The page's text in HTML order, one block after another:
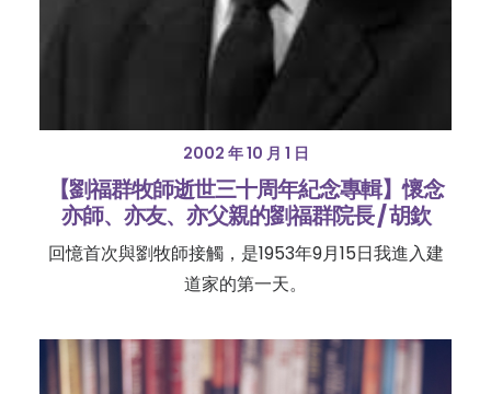
2002 年 10 月 1 日
【劉福群牧師逝世三十周年紀念專輯】懷念
亦師、亦友、亦父親的劉福群院長 / 胡欽
回憶首次與劉牧師接觸，是1953年9月15日我進入建
道家的第一天。